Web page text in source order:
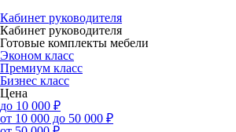
Кабинет руководителя
Кабинет руководителя
Готовые комплекты мебели
Эконом класс
Премиум класс
Бизнес класс
Цена
до 10 000 ₽
от 10 000 до 50 000 ₽